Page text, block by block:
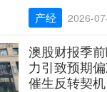
产经 2026-
澳股财报季
力引致预期
催生反转契机